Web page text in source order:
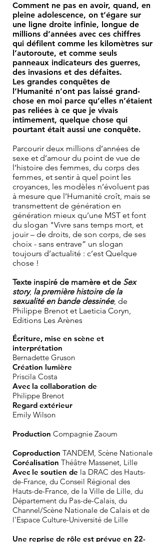
Comment ne pas en avoir, quand, en
pleine adolescence, on t’égare sur
une ligne droite infinie, longue de
millions d’années avec ces chiffres
qui défilent comme les kilomètres sur
l’autoroute, et comme seuls
panneaux indicateurs des guerres,
des invasions et des défaites.
Les grandes conquêtes de
l’Humanité n’ont pas laissé grand-
chose en moi parce qu’elles n’étaient
pas reliées à ce que je vivais
intimement, quelque chose qui
pourtant était aussi une conquête.
Parcourir deux millions d’années de
sexe et d’amour du point de vue de
l’histoire des femmes, du corps des
femmes, et sentir à quel point les
croyances, les modèles n’évoluent pas
à mesure que l’Humanité croît, mais se
transmettent de génération en
génération mieux qu’une MST et font
du slogan "Vivre sans temps mort, et
jouir – de droits, de son corps, de ses
choix - sans entrave” un slogan
toujours d’actualité : c’est Quelque
chose !
Texte inspiré de mamère et de Sex
story, la première histoire de la
sexualité en bande dessinée, de
Philippe Brenot et Laeticia Coryn,
Editions Les Arènes
Écriture, mise en scène et
interprétation
Bernadette Gruson
Création lumière
Priscila Costa
Avec la collaboration de
Philippe Brenot
Regard extérieur
Emily Wilson
Production Compagnie Zaoum
Coproduction TANDEM, Scène Nationale
Coréalisation Théâtre Massenet, Lille
Avec le soutien de la DRAC des Hauts-
de-France, du Conseil Régional des
Hauts-de-France, de la Ville de Lille, du
Département du Pas-de-Calais, du
Channel/Scène Nationale de Calais et de
l’Espace Culture-Université de Lille
Une reprise de rôle est prévue en 22-